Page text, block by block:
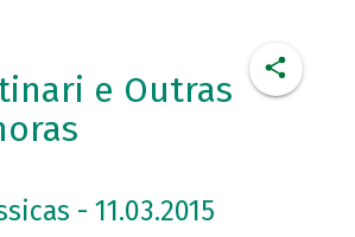
e Outras
- 11.03.2015